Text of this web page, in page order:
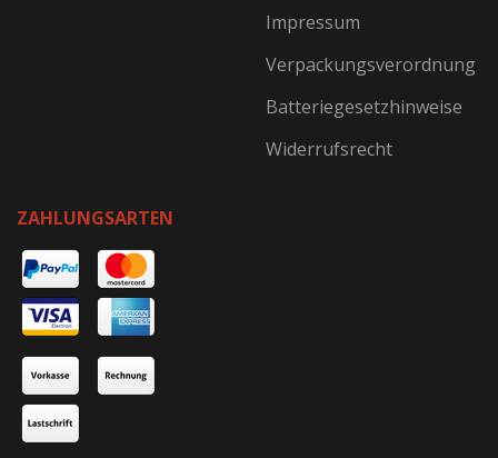
Impressum
Verpackungsverordnung
Batteriegesetzhinweise
Widerrufsrecht
ZAHLUNGSARTEN